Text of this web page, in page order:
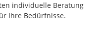
individuelle Beratung
Ihre Bedürfnisse.